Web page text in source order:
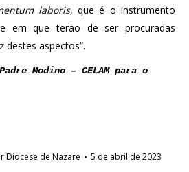
laboris, que é o instrumento
em que terão de ser procuradas
destes aspectos”.
Modino – CELAM para o
Diocese de Nazaré 5 de abril de 2023